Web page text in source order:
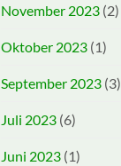
November 2023 (2)
Oktober 2023 (1)
September 2023 (3)
Juli 2023 (6)
Juni 2023 (1)